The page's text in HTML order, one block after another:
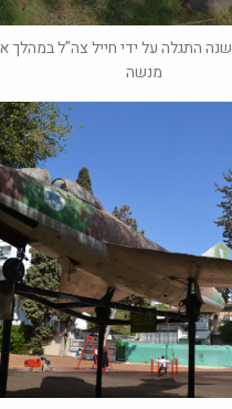
מטבע נדיר בן 1800 שנה התגלה על ידי חייל צה"ל
מנשה